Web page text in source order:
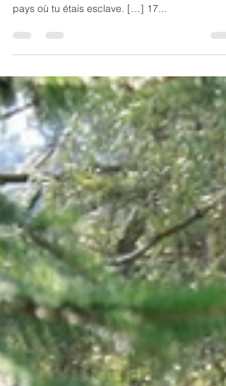
Alors Dieu prononça toutes ces paroles : 2 Je
pays où tu étais esclave. […] 17...